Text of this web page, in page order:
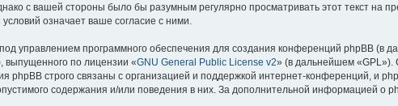
с вашей стороны было бы разумным регулярно просматривать этот текст на
означает ваше согласие с ними.
управлением программного обеспечения для создания конференций phpBB (в
выпущенного по лицензии «GNU General Public License v2» (в дальнейшем «GPL»).
phpBB строго связаны с организацией и поддержкой интернет-конференций, и
содержания и/или поведения в них. За дополнительной информацией о